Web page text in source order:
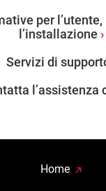
per l’utente,
l’installazione
Servizi di
l’assistenza
Home